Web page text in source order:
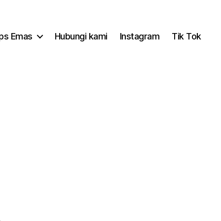
Emas Hubungi kami Instagram Tik Tok